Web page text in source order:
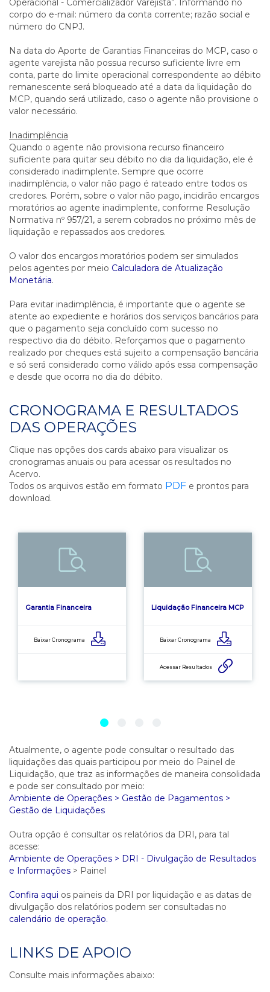
Operacional - Comercializador Varejista”. Informando no
corpo do e-mail: número da conta corrente; razão social e
número do CNPJ.
Na data do Aporte de Garantias Financeiras do MCP, caso o
agente varejista não possua recurso suficiente livre em
conta, parte do limite operacional correspondente ao débito
remanescente será bloqueado até a data da liquidação do
MCP, quando será utilizado, caso o agente não provisione o
valor necessário.
Inadimplência
Quando o agente não provisiona recurso financeiro
suficiente para quitar seu débito no dia da liquidação, ele é
considerado inadimplente. Sempre que ocorre
inadimplência, o valor não pago é rateado entre todos os
credores. Porém, sobre o valor não pago, incidirão encargos
moratórios ao agente inadimplente, conforme Resolução
Normativa nº 957/21, a serem cobrados no próximo mês de
liquidação e repassados aos credores.
O valor dos encargos moratórios podem ser simulados
pelos agentes por meio Calculadora de Atualização
Monetária.
Para evitar inadimplência, é importante que o agente se
atente ao expediente e horários dos serviços bancários para
que o pagamento seja concluído com sucesso no
respectivo dia do débito. Reforçamos que o pagamento
realizado por cheques está sujeito a compensação bancária
e só será considerado como válido após essa compensação
e desde que ocorra no dia do débito.
CRONOGRAMA E RESULTADOS
DAS OPERAÇÕES
Clique nas opções dos cards abaixo para visualizar os
cronogramas anuais ou para acessar os resultados no
Acervo.
Todos os arquivos estão em formato PDF e prontos para
download.
Garantia Financeira
Baixar Cronograma
Liquidação Financeira MCP
Baixar Cronograma
Acessar Resultados
Atualmente, o agente pode consultar o resultado das
liquidações das quais participou por meio do Painel de
Liquidação, que traz as informações de maneira consolidada
e pode ser consultado por meio:
Ambiente de Operações > Gestão de Pagamentos >
Gestão de Liquidações
Outra opção é consultar os relatórios da DRI, para tal
acesse:
Ambiente de Operações > DRI - Divulgação de Resultados
e Informações > Painel
Confira aqui os paineis da DRI por liquidação e as datas de
divulgação dos relatórios podem ser consultadas no
calendário de operação.
LINKS DE APOIO
Consulte mais informações abaixo: